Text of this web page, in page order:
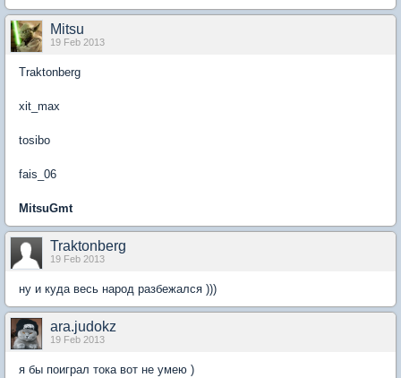
Mitsu
19 Feb 2013
Traktonberg
xit_max
tosibo
fais_06
MitsuGmt
Traktonberg
19 Feb 2013
ну и куда весь народ разбежался )))
ara.judokz
19 Feb 2013
я бы поиграл тока вот не умею )